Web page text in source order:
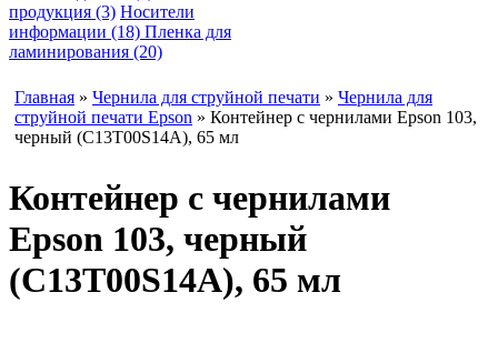
продукция (3) Носители
информации (18) Пленка для
ламинирования (20)
Главная » Чернила для струйной печати » Чернила для
струйной печати Epson » Контейнер с чернилами Epson 103,
черный (С13Т00S14А), 65 мл
Контейнер с чернилами
Epson 103, черный
(С13Т00S14А), 65 мл